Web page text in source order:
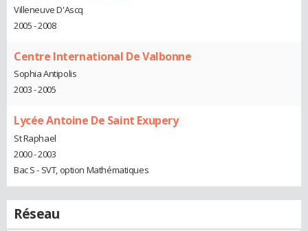
Villeneuve D'Ascq
2005 - 2008
Centre International De Valbonne
Sophia Antipolis
2003 - 2005
Lycée Antoine De Saint Exupery
St Raphael
2000 - 2003
Bac S - SVT, option Mathématiques
Réseau